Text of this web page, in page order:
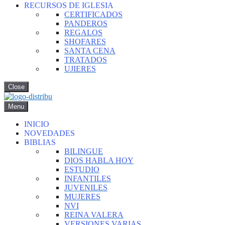
RECURSOS DE IGLESIA
CERTIFICADOS
PANDEROS
REGALOS
SHOFARES
SANTA CENA
TRATADOS
UJIERES
Close
Menu
INICIO
NOVEDADES
BIBLIAS
BILINGUE
DIOS HABLA HOY
ESTUDIO
INFANTILES
JUVENILES
MUJERES
NVI
REINA VALERA